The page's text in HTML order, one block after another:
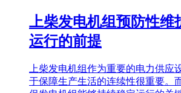
上柴发电机组预防性维
运行的前提
上柴发电机组作为重要的电力供应
于保障生产生活的连续性很重要。